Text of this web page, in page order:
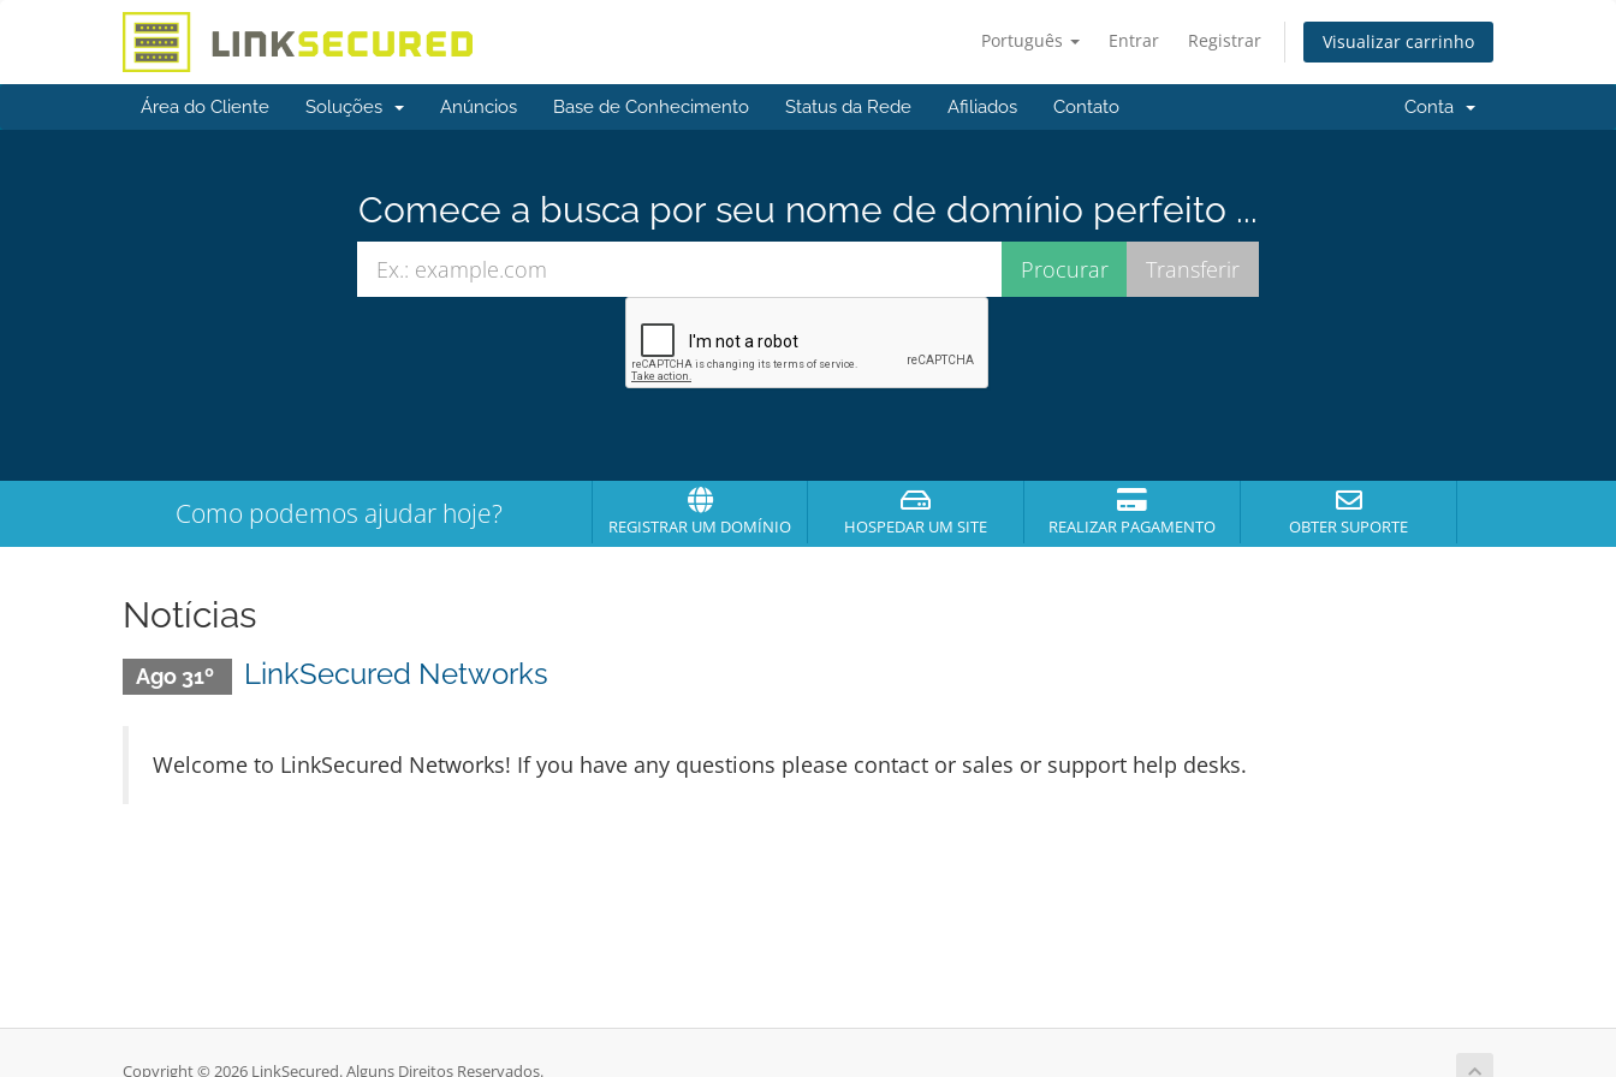
Português Entrar Registrar Visualizar carrinho
Área do Cliente Soluções Anúncios Base de Conhecimento Status da Rede Afiliados Contato Conta
Comece a busca por seu nome de domínio perfeito ...
Como podemos ajudar hoje? REGISTRAR UM DOMÍNIO HOSPEDAR UM SITE REALIZAR PAGAMENTO OBTER SUPORTE
Notícias
Ago 31º LinkSecured Networks
Welcome to LinkSecured Networks! If you have any questions please contact or sales or support help desks.
Copyright © 2026 LinkSecured. Alguns Direitos Reservados.